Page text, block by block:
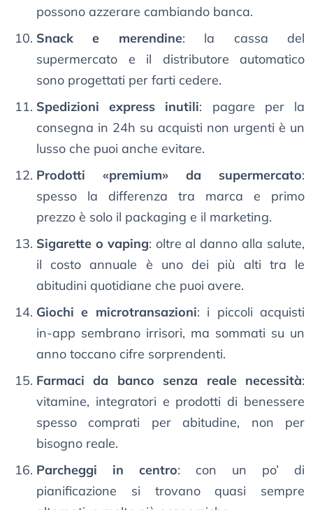
possono azzerare cambiando banca.
Snack e merendine: la cassa del
supermercato e il distributore automatico
sono progettati per farti cedere.
Spedizioni express inutili: pagare per la
consegna in 24h su acquisti non urgenti è un
lusso che puoi anche evitare.
Prodotti «premium» da supermercato:
spesso la differenza tra marca e primo
prezzo è solo il packaging e il marketing.
Sigarette o vaping: oltre al danno alla salute,
il costo annuale è uno dei più alti tra le
abitudini quotidiane che puoi avere.
Giochi e microtransazioni: i piccoli acquisti
in-app sembrano irrisori, ma sommati su un
anno toccano cifre sorprendenti.
Farmaci da banco senza reale necessità:
vitamine, integratori e prodotti di benessere
spesso comprati per abitudine, non per
bisogno reale.
Parcheggi in centro: con un po’ di
pianificazione si trovano quasi sempre